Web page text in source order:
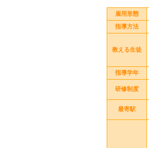
雇用形態
指導方法
教える生徒
指導学年
研修制度
最寄駅